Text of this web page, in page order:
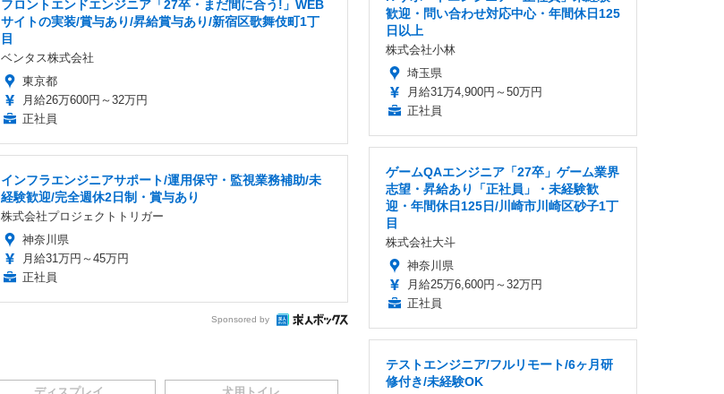
フロントエンドエンジニア「27卒・まだ間に合う!」WEB
サイトの実装/賞与あり/昇給賞与あり/新宿区歌舞伎町1丁
目
ベンタス株式会社
東京都
月給26万600円～32万円
正社員
インフラエンジニアサポート/運用保守・監視業務補助/未
経験歓迎/完全週休2日制・賞与あり
株式会社プロジェクトトリガー
神奈川県
月給31万円～45万円
正社員
Sponsored by
歓迎・問い合わせ対応中心・年間休日125
日以上
株式会社小林
埼玉県
月給31万4,900円～50万円
正社員
ゲームQAエンジニア「27卒」ゲーム業界
志望・昇給あり「正社員」・未経験歓
迎・年間休日125日/川崎市川崎区砂子1丁
目
株式会社大斗
神奈川県
月給25万6,600円～32万円
正社員
テストエンジニア/フルリモート/6ヶ月研
修付き/未経験OK